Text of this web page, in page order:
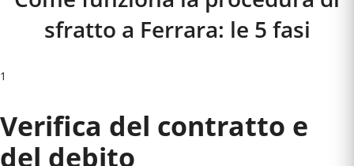
sfratto a Ferrara: le 5 fasi
1
Verifica del contratto e
del debito